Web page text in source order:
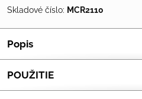
Skladové číslo: MCR2110
Popis
POUŽITIE